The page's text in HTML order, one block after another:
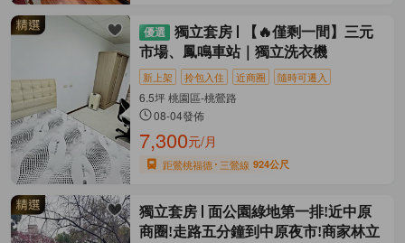
獨立套房
【🔥僅剩一間】三元
市場、鳳鳴車站｜獨立洗衣機
新上架 拎包入住 近商圈 隨時可遷入
6.5坪 桃園區-桃鶯路
08-04發佈
7,300元/月
距鶯桃福德 三鶯線 924公尺
獨立套房
面公園綠地第一排!近中原
商圈!走路五分鐘到中原夜市!商家林立